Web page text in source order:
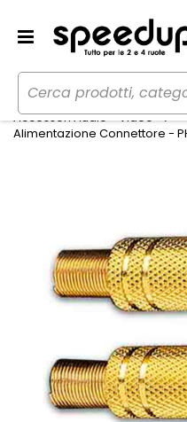
Home Auto
Audio
Accessori Audio - Video
Alimentazione Connettore -